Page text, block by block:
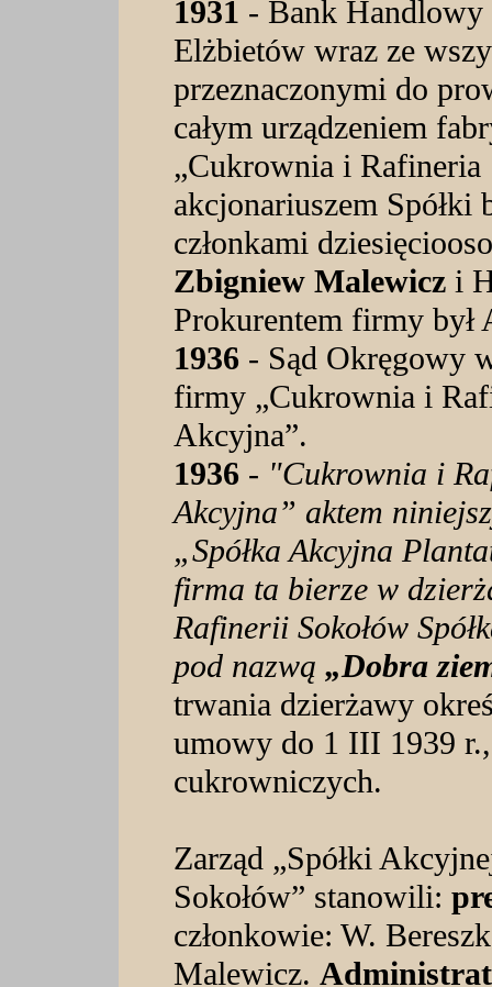
1931 - Bank Handlowy
Elżbietów wraz ze
przeznaczonymi do
całym urządzeniem
„Cukrownia i Rafineria
akcjonariuszem Spółki
członkami
Zbigniew Malewicz i
Prokurentem firmy
1936 - Sąd Okręgowy
firmy „Cukrownia i
Akcyjna”.
1936 - "Cukrownia i
Akcyjna” aktem
„Spółka Akcyjna
firma ta bierze w
Rafinerii Sokołów
pod nazwą „Dobra
trwania dzierżawy
umowy do 1 III 1939
cukrowniczych.
Zarząd „Spółki
Sokołów” stanowili:
członkowie: W.
Malewicz.